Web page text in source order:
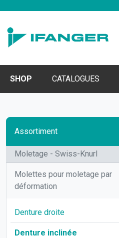
SHOP CATALOGUES
Assortiment
Moletage - Swiss-Knurl
Molettes pour moletage par
déformation
Denture droite
Denture inclinée